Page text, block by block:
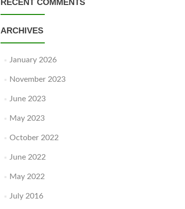
RECENT COMMENTS
ARCHIVES
January 2026
November 2023
June 2023
May 2023
October 2022
June 2022
May 2022
July 2016